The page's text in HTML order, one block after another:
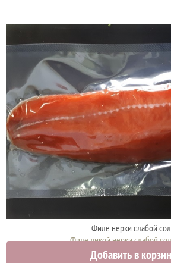
Филе нерки слабой
Филе дикой нерки слабой
1900 руб.
Добавить в